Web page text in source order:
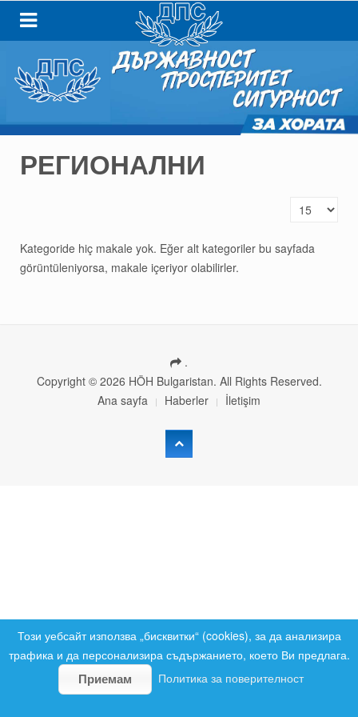
РЕГИОНАЛНИ
Görüntüleme
Kategoride hiç makale yok. Eğer alt kategoriler bu sayfada
görüntüleniyorsa, makale içeriyor olabilirler.
.
Copyright © 2026 HÖH Bulgaristan. All Rights Reserved.
Ana sayfa
Haberler İletişim
Този уебсайт използва „бисквитки“ (cookies), за да анализира
трафика и да персонализира съдържанието, което Ви предлага.
Приемам Политика за поверителност